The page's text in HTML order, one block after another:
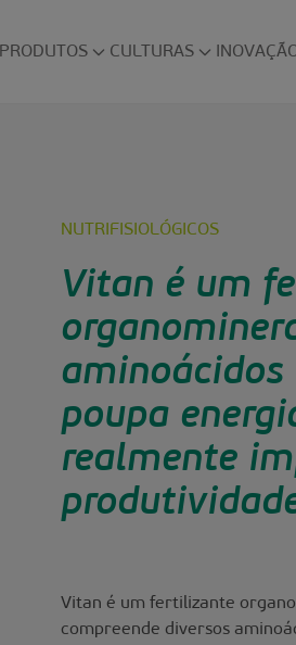
PRODUTOS CULTURAS
NUTRIFISIOLÓGICOS
Vitan é um
aminoácidos
poupa
realmente
Vitan é um fertilizante
compreende diversos